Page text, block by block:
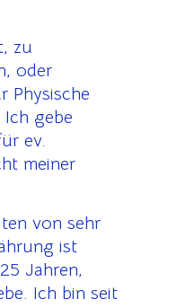
zu
oder
Physische
gebe
ev.
meiner
von sehr
ist
Jahren,
Ich bin seit